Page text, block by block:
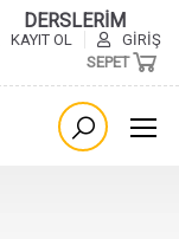
DERSLERİM
KAYIT OL
GIRIŞ
SEPET